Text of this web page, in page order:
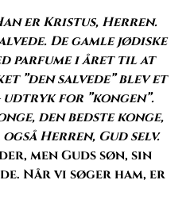
er Kristus, Herren.
De gamle jødiske
parfume i året til at
”den salvede” blev et
udtryk for ”kongen”.
den bedste konge,
Herren, Gud selv.
men Guds søn, sin
Når vi søger ham, er